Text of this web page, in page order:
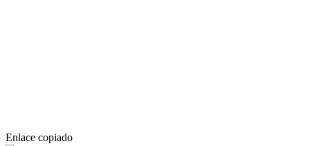
Enlace copiado